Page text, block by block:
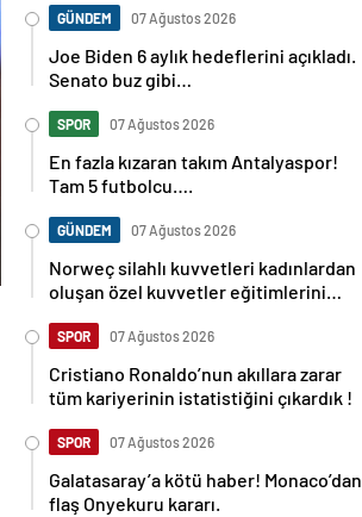
GÜNDEM 07 Ağustos 2026
Joe Biden 6 aylık hedeflerini açıkladı.
Senato buz gibi…
SPOR 07 Ağustos 2026
En fazla kızaran takım Antalyaspor!
Tam 5 futbolcu….
GÜNDEM 07 Ağustos 2026
Norweç silahlı kuvvetleri kadınlardan
oluşan özel kuvvetler eğitimlerini
SPOR 07 Ağustos 2026
Cristiano Ronaldo’nun akıllara zarar
tüm kariyerinin istatistiğini çıkardık !
SPOR 07 Ağustos 2026
Galatasaray’a kötü haber! Monaco’dan
flaş Onyekuru kararı.